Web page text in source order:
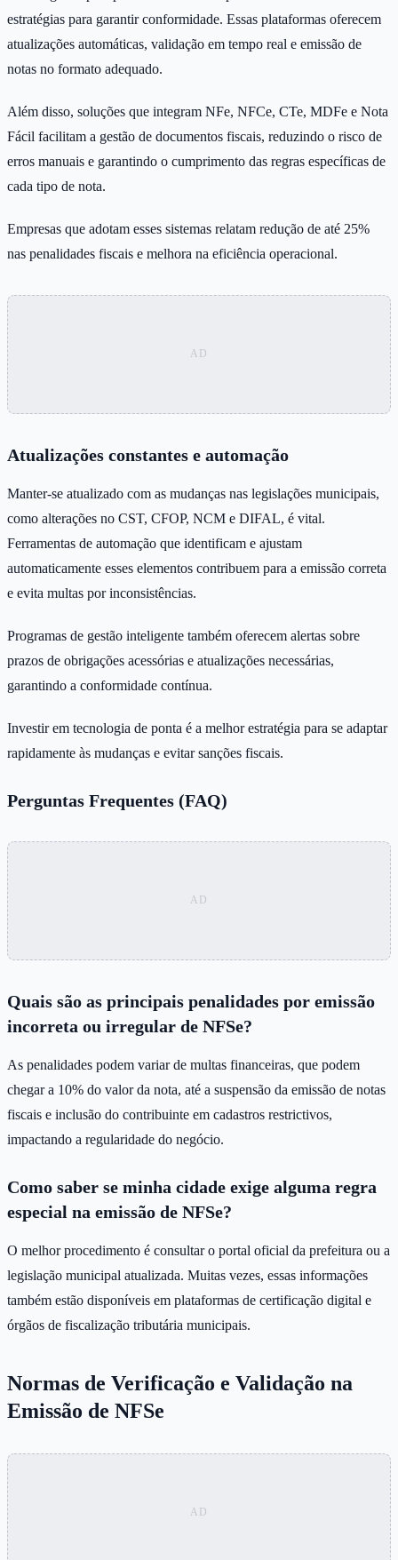
estratégias para garantir conformidade. Essas plataformas oferecem
atualizações automáticas, validação em tempo real e emissão de
notas no formato adequado.
Além disso, soluções que integram NFe, NFCe, CTe, MDFe e Nota
Fácil facilitam a gestão de documentos fiscais, reduzindo o risco de
erros manuais e garantindo o cumprimento das regras específicas de
cada tipo de nota.
Empresas que adotam esses sistemas relatam redução de até 25%
nas penalidades fiscais e melhora na eficiência operacional.
Atualizações constantes e automação
Manter-se atualizado com as mudanças nas legislações municipais,
como alterações no CST, CFOP, NCM e DIFAL, é vital.
Ferramentas de automação que identificam e ajustam
automaticamente esses elementos contribuem para a emissão correta
e evita multas por inconsistências.
Programas de gestão inteligente também oferecem alertas sobre
prazos de obrigações acessórias e atualizações necessárias,
garantindo a conformidade contínua.
Investir em tecnologia de ponta é a melhor estratégia para se adaptar
rapidamente às mudanças e evitar sanções fiscais.
Perguntas Frequentes (FAQ)
Quais são as principais penalidades por emissão
incorreta ou irregular de NFSe?
As penalidades podem variar de multas financeiras, que podem
chegar a 10% do valor da nota, até a suspensão da emissão de notas
fiscais e inclusão do contribuinte em cadastros restrictivos,
impactando a regularidade do negócio.
Como saber se minha cidade exige alguma regra
especial na emissão de NFSe?
O melhor procedimento é consultar o portal oficial da prefeitura ou a
legislação municipal atualizada. Muitas vezes, essas informações
também estão disponíveis em plataformas de certificação digital e
órgãos de fiscalização tributária municipais.
Normas de Verificação e Validação na
Emissão de NFSe